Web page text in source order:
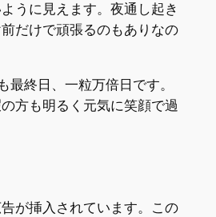
うに見えます。夜通し起き
だけで頑張るのもありなの
最終日、一粒万倍日です。
方も明るく元気に笑顔で過
が挿入されています。この